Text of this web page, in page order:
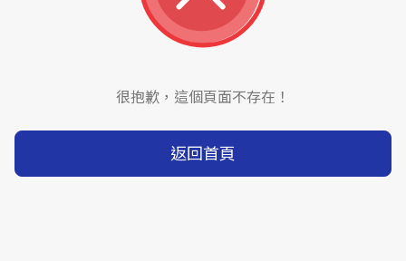
很抱歉，這個頁面不存在！
返回首頁